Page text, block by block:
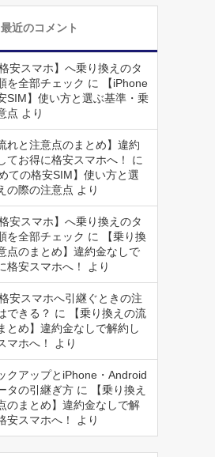
最近のコメント
安スマホ】へ乗り換えのタ
を全部チェック に
【iPhone
SIM】使い方と選ぶ基準・乗
点 より
れと注意点のまとめ】違約
てお得に格安スマホへ！
に
ての格安SIM】使い方と選
の際の注意点 より
安スマホ】へ乗り換えのタ
を全部チェック に
【乗り換
点のまとめ】違約金なしで
格安スマホへ！
より
安スマホへ引継ぐときの注
できる？ に
【乗り換えの流
とめ】違約金なしで解約し
マホへ！
より
クアップとiPhone・Android
タの引継ぎ方 に
【乗り換え
のまとめ】違約金なしで解
安スマホへ！
より